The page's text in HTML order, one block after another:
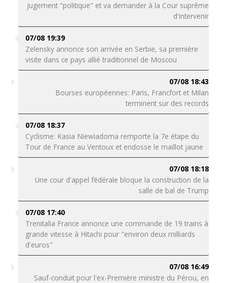
jugement "politique" et va demander à la Cour suprême
d'intervenir
07/08 19:39
Zelensky annonce son arrivée en Serbie, sa première
visite dans ce pays allié traditionnel de Moscou
07/08 18:43
Bourses européennes: Paris, Francfort et Milan
terminent sur des records
07/08 18:37
Cyclisme: Kasia Niewiadoma remporte la 7e étape du
Tour de France au Ventoux et endosse le maillot jaune
07/08 18:18
Une cour d'appel fédérale bloque la construction de la
salle de bal de Trump
07/08 17:40
Trenitalia France annonce une commande de 19 trains à
grande vitesse à Hitachi pour "environ deux milliards
d'euros"
07/08 16:49
Sauf-conduit pour l'ex-Première ministre du Pérou, en